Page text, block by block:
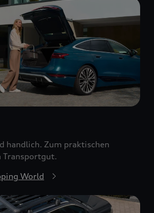
handlich. Zum praktischen
Transportgut.
World